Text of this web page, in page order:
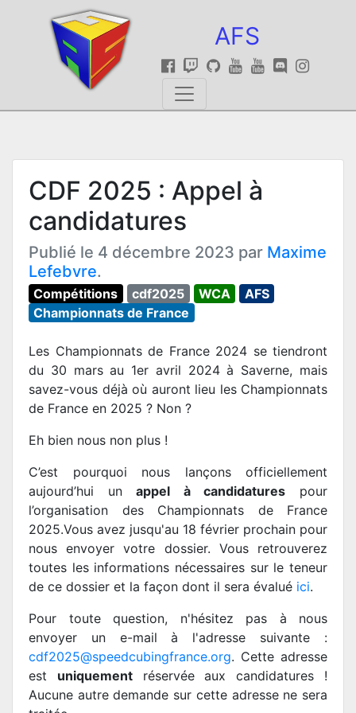
AFS
CDF 2025 : Appel à
candidatures
Publié le 4 décembre 2023 par Maxime
Lefebvre.
Compétitions cdf2025 WCA
AFS
Championnats de France
Les Championnats de France 2024 se tiendront
du 30 mars au 1er avril 2024 à Saverne, mais
savez-vous déjà où auront lieu les Championnats
de France en 2025 ? Non ?
Eh bien nous non plus !
C’est pourquoi nous lançons officiellement
aujourd’hui unappel à candidatures pour
l’organisation des Championnats de France
2025.Vous avez jusqu'au 18 février prochain pour
nous envoyer votre dossier. Vous retrouverez
toutes les informations nécessaires sur le teneur
de ce dossier et la façon dont il sera évalué ici.
Pour toute question, n'hésitez pas à nous
envoyer un e-mail à l'adresse suivante :
cdf2025@speedcubingfrance.org. Cette adresse
est uniquementréservée aux candidatures !
Aucune autre demande sur cette adresse ne sera